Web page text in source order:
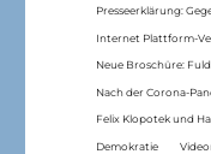
Presseerklärung:
Internet Plattform-
Neue Broschüre:
Nach der Corona-
Felix Klopotek und
Demokratie